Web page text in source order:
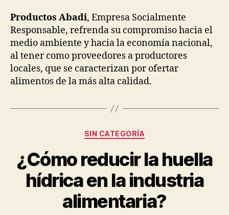
Productos Abadi, Empresa Socialmente
Responsable, refrenda su compromiso hacia el
medio ambiente y hacia la economía nacional,
al tener como proveedores a productores
locales, que se caracterizan por ofertar
alimentos de la más alta calidad.
Categorías
SIN CATEGORÍA
¿Cómo reducir la huella
hídrica en la industria
alimentaria?